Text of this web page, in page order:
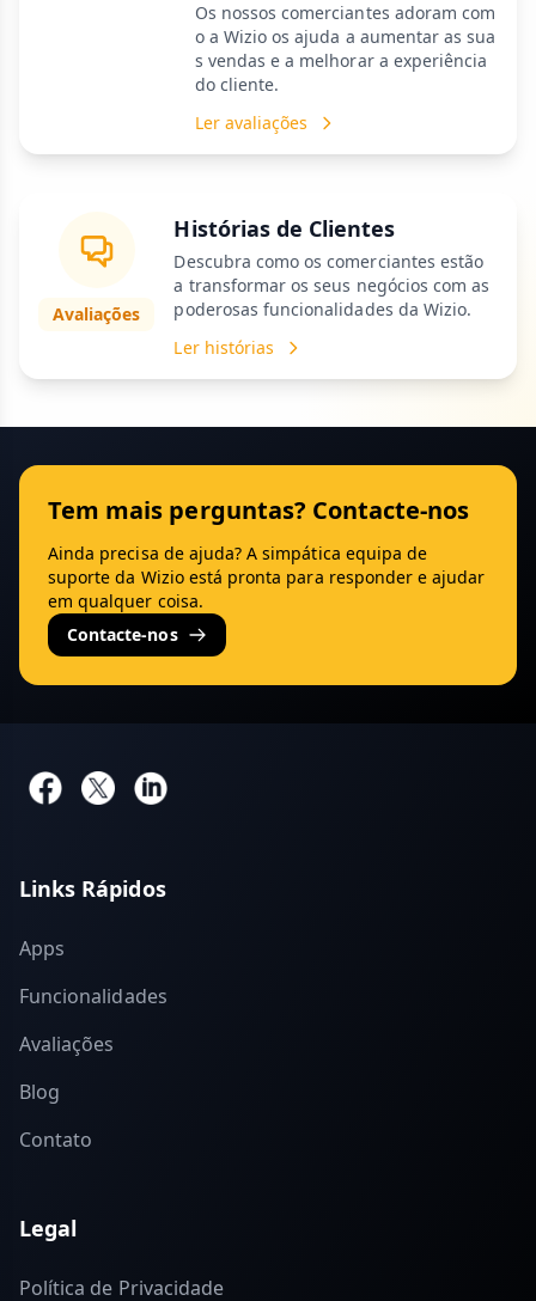
Os nossos comerciantes adoram com
o a Wizio os ajuda a aumentar as sua
s vendas e a melhorar a experiência
do cliente.
Ler avaliações
Avaliações
Histórias de Clientes
Descubra como os comerciantes estão
a transformar os seus negócios com as
poderosas funcionalidades da Wizio.
Ler histórias
Tem mais perguntas? Contacte-nos
Ainda precisa de ajuda? A simpática equipa de
suporte da Wizio está pronta para responder e ajudar
em qualquer coisa.
Contacte-nos
Links Rápidos
Apps
Funcionalidades
Avaliações
Blog
Contato
Legal
Política de Privacidade